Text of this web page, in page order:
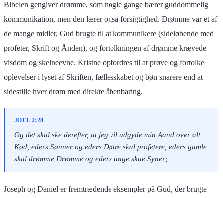
Bibelen gengiver drømme, som nogle gange bærer guddommelig
kommunikation, men den lærer også forsigtighed. Drømme var et af
de mange midler, Gud brugte til at kommunikere (sideløbende med
profeter, Skrift og Ånden), og fortolkningen af drømme krævede
visdom og skelneevne. Kristne opfordres til at prøve og fortolke
oplevelser i lyset af Skriften, fællesskabet og bøn snarere end at
sidestille hver drøm med direkte åbenbaring.
JOEL 2:28
Og det skal ske derefter, at jeg vil udgyde min Aand over alt
Kød, eders Sønner og eders Døtre skal profetere, eders gamle
skal drømme Drømme og eders unge skue Syner;
Joseph og Daniel er fremtrædende eksempler på Gud, der brugte